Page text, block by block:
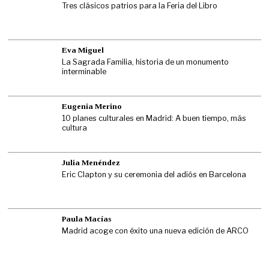
Tres clásicos patrios para la Feria del Libro
Eva Miguel
La Sagrada Familia, historia de un monumento
interminable
Eugenia Merino
10 planes culturales en Madrid: A buen tiempo, más
cultura
Julia Menéndez
Eric Clapton y su ceremonia del adiós en Barcelona
Paula Macías
Madrid acoge con éxito una nueva edición de ARCO